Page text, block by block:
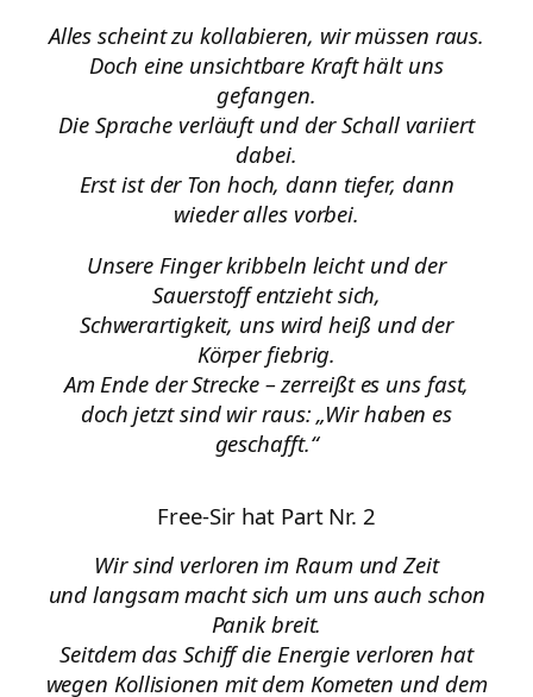
Alles scheint zu kollabieren, wir müssen raus.
Doch eine unsichtbare Kraft hält uns
gefangen.
Die Sprache verläuft und der Schall variiert
dabei.
Erst ist der Ton hoch, dann tiefer, dann
wieder alles vorbei.
Unsere Finger kribbeln leicht und der
Sauerstoff entzieht sich,
Schwerartigkeit, uns wird heiß und der
Körper fiebrig.
Am Ende der Strecke – zerreißt es uns fast,
doch jetzt sind wir raus: „Wir haben es
geschafft.“
Free-Sir hat Part Nr. 2
Wir sind verloren im Raum und Zeit
und langsam macht sich um uns auch schon
Panik breit.
Seitdem das Schiff die Energie verloren hat
wegen Kollisionen mit dem Kometen und dem